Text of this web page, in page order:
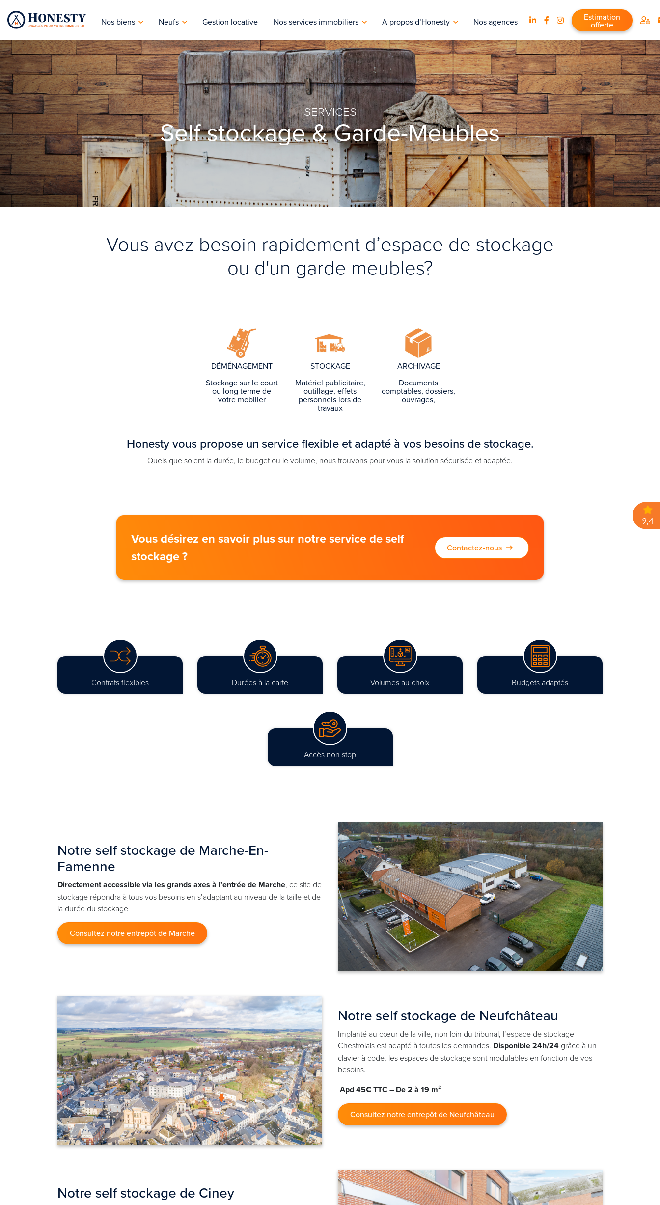
Nos biens Neufs Gestion locative Nos services immobiliers A propos d’Honesty Nos agences Estimation
offerte
SERVICES
Self stockage & Garde-Meubles
Vous avez besoin rapidement d’espace de stockage
ou d'un garde meubles?
DÉMÉNAGEMENT
Stockage sur le court
ou long terme de
votre mobilier
STOCKAGE
Matériel publicitaire,
outillage, effets
personnels lors de
travaux
ARCHIVAGE
Documents
comptables, dossiers,
ouvrages,
Honesty vous propose un service flexible et adapté à vos besoins de stockage.
Quels que soient la durée, le budget ou le volume, nous trouvons pour vous la solution sécurisée et adaptée.
Vous désirez en savoir plus sur notre service de self
stockage ?
Contactez-nous
Contrats flexibles Durées à la carte Volumes au choix Budgets adaptés
Accès non stop
Notre self stockage de Marche-En-
Famenne
Directement accessible via les grands axes à l’entrée de Marche, ce site de
stockage répondra à tous vos besoins en s’adaptant au niveau de la taille et de
la durée du stockage
Consultez notre entrepôt de Marche
Notre self stockage de Neufchâteau
Implanté au cœur de la ville, non loin du tribunal, l’espace de stockage
Chestrolais est adapté à toutes les demandes. Disponible 24h/24 grâce à un
clavier à code, les espaces de stockage sont modulables en fonction de vos
besoins.
Apd 45€ TTC – De 2 à 19 m²
Consultez notre entrepôt de Neufchâteau
Notre self stockage de Ciney